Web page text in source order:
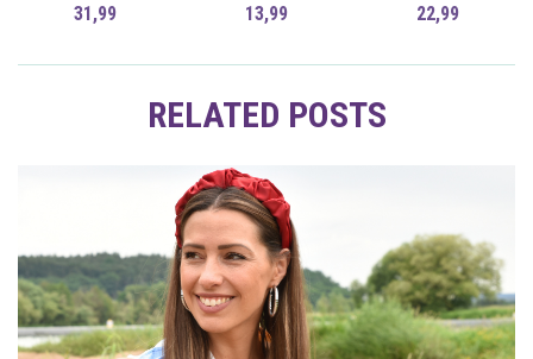
31,99
13,99
22,99
RELATED POSTS